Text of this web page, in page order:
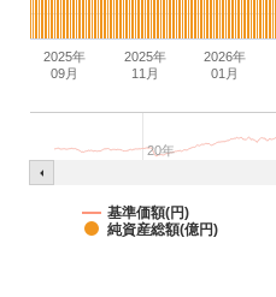
2025年
11月
2025年
09月
2026年
01月
20年
基準価額(円)
純資産総額(億円)